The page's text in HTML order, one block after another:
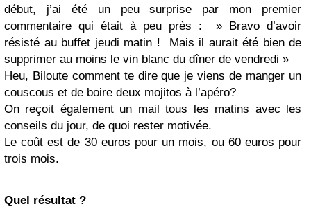
début, j’ai été un peu surprise par mon premier
commentaire qui était à peu près : » Bravo d’avoir
résisté au buffet jeudi matin ! Mais il aurait été bien de
supprimer au moins le vin blanc du dîner de vendredi »
Heu, Biloute comment te dire que je viens de manger un
couscous et de boire deux mojitos à l’apéro?
On reçoit également un mail tous les matins avec les
conseils du jour, de quoi rester motivée.
Le coût est de 30 euros pour un mois, ou 60 euros pour
trois mois.
Quel résultat ?